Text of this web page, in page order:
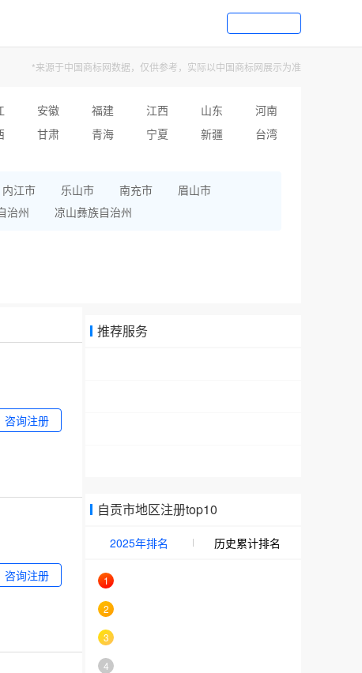
*来源于中国商标网数据，仅供参考，实际以中国商标网展示为准
安徽 福建 江西 山东
河南
甘肃 青海 宁夏 新疆
台湾
内江市 乐山市 南充市
眉山市
治州 凉山彝族自治州
咨询注册
咨询注册
推荐服务
自贡市地区注册top10
2025年排名 历史累计排名
1
2
3
4